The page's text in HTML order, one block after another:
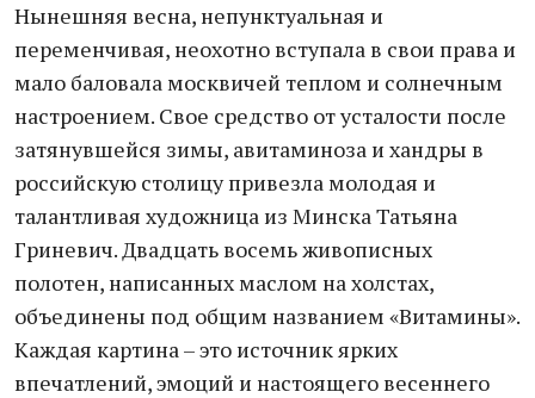
Нынешняя весна, непунктуальная и
переменчивая, неохотно вступала в свои права и
мало баловала москвичей теплом и солнечным
настроением. Свое средство от усталости после
затянувшейся зимы, авитаминоза и хандры в
российскую столицу привезла молодая и
талантливая художница из Минска Татьяна
Гриневич. Двадцать восемь живописных
полотен, написанных маслом на холстах,
объединены под общим названием «Витамины».
Каждая картина – это источник ярких
впечатлений, эмоций и настоящего весеннего